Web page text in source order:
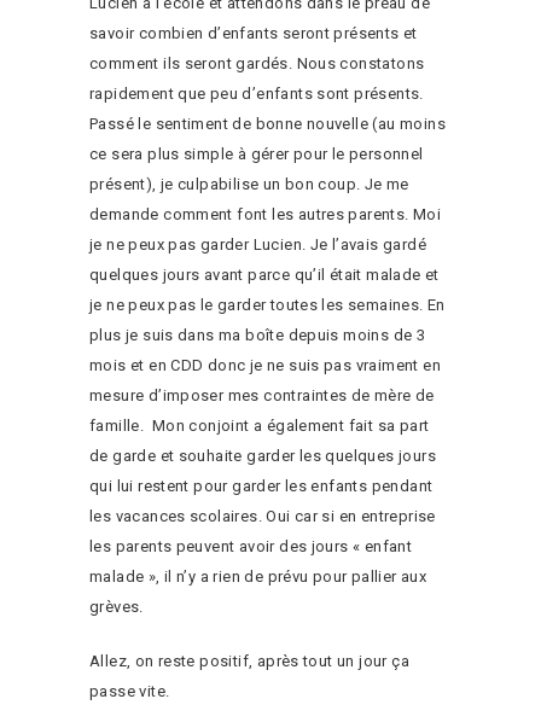
savoir combien d’enfants seront présents et
comment ils seront gardés. Nous constatons
rapidement que peu d’enfants sont présents.
Passé le sentiment de bonne nouvelle (au moins
ce sera plus simple à gérer pour le personnel
présent), je culpabilise un bon coup. Je me
demande comment font les autres parents. Moi
je ne peux pas garder Lucien. Je l’avais gardé
quelques jours avant parce qu’il était malade et
je ne peux pas le garder toutes les semaines. En
plus je suis dans ma boîte depuis moins de 3
mois et en CDD donc je ne suis pas vraiment en
mesure d’imposer mes contraintes de mère de
famille. Mon conjoint a également fait sa part
de garde et souhaite garder les quelques jours
qui lui restent pour garder les enfants pendant
les vacances scolaires. Oui car si en entreprise
les parents peuvent avoir des jours « enfant
malade », il n’y a rien de prévu pour pallier aux
grèves.
Allez, on reste positif, après tout un jour ça
passe vite.